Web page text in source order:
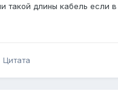
такой длины кабель если
Цитата